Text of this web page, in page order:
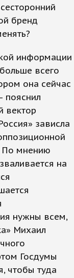
бренд
информации
всего
она сейчас
пояснил
вектор
зависла
По мнению
на
нужны всем,
Михаил
Госдумы
чтобы туда